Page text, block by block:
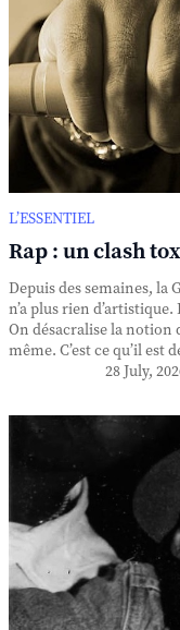
L’ESSENTIEL
Rap : un clash
Depuis des semaines, la
n’a plus rien
On désacralise la notion
même. C’est ce qu’il est
28 July,